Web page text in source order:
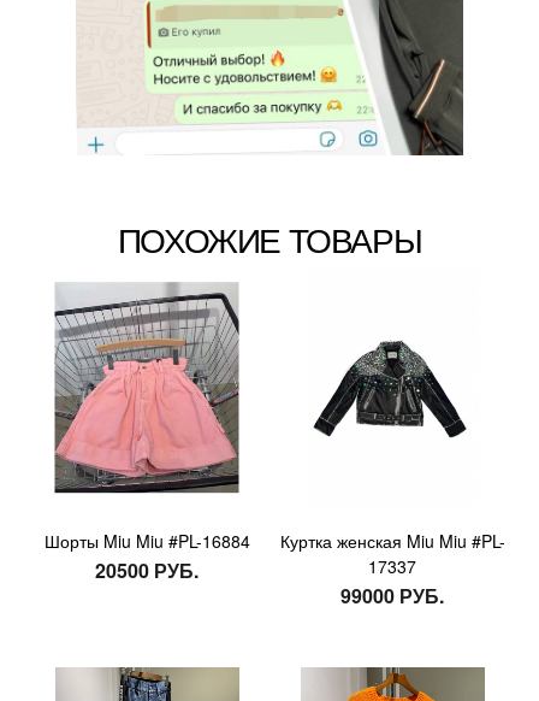
ПОХОЖИЕ ТОВАРЫ
Шорты Miu Miu #PL-16884
20500 РУБ.
Куртка женская Miu Miu #PL-
17337
99000 РУБ.